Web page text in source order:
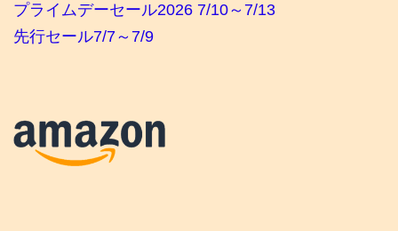
プライムデーセール2026 7/10～7/13
先行セール7/7～7/9